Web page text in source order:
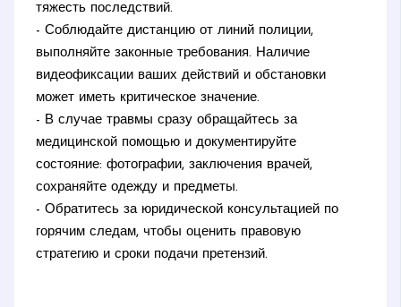
тяжесть последствий.
- Соблюдайте дистанцию от линий полиции,
выполняйте законные требования. Наличие
видеофиксации ваших действий и обстановки
может иметь критическое значение.
- В случае травмы сразу обращайтесь за
медицинской помощью и документируйте
состояние: фотографии, заключения врачей,
сохраняйте одежду и предметы.
- Обратитесь за юридической консультацией по
горячим следам, чтобы оценить правовую
стратегию и сроки подачи претензий.